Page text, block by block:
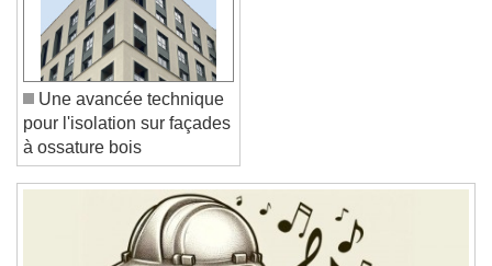
Reset
Done
Close Modal Dialog
End of dialog window.
Une avancée technique
pour l'isolation sur façades
à ossature bois